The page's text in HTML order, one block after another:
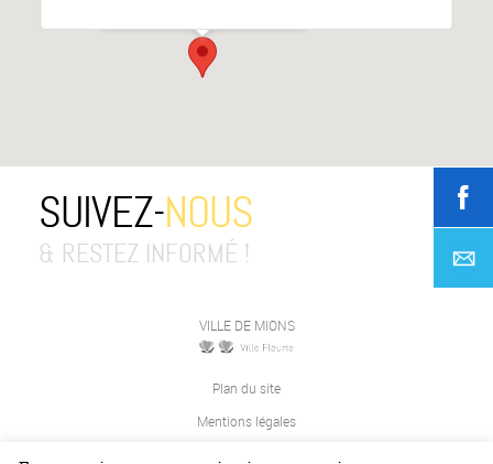
SUIVEZ-NOUS
& RESTEZ INFORMÉ !
VILLE DE MIONS
Plan du site
Mentions légales